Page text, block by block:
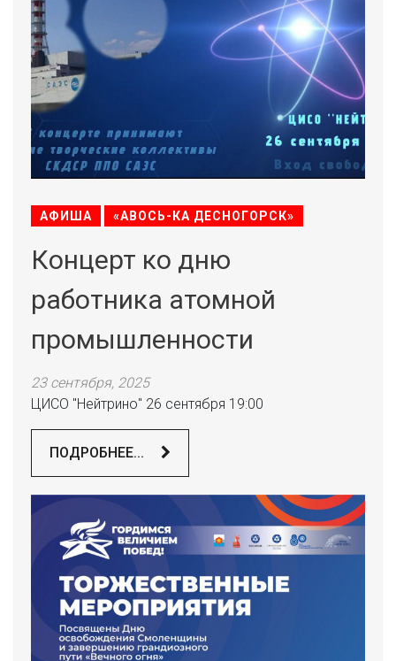
АФИША «АВОСЬ-КА ДЕСНОГОРСК»
Концерт ко дню
работника атомной
промышленности
23 сентября, 2025
ЦИСО "Нейтрино" 26 сентября 19:00
ПОДРОБНЕЕ...